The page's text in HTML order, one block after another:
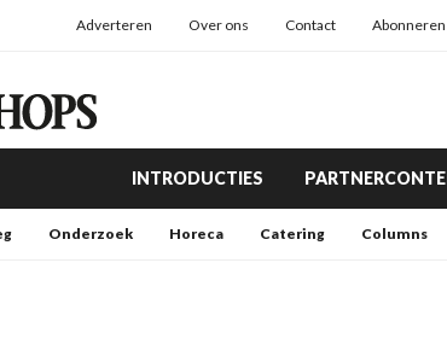
Adverteren Over ons Contact Abonneren
INTRODUCTIES
Onderzoek Horeca Catering Columns